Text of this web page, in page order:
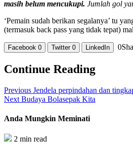
masih belum mencukupi. Jumlah gol
‘Pemain sudah berikan segalanya’ tu
(termasuk back pass yang tidak tepat)
Facebook 0 Twitter 0 LinkedIn 0
Continue Reading
Previous Jendela perpindahan dan
Next Budaya Bolasepak Kita
Anda Mungkin Meminati
2 min read